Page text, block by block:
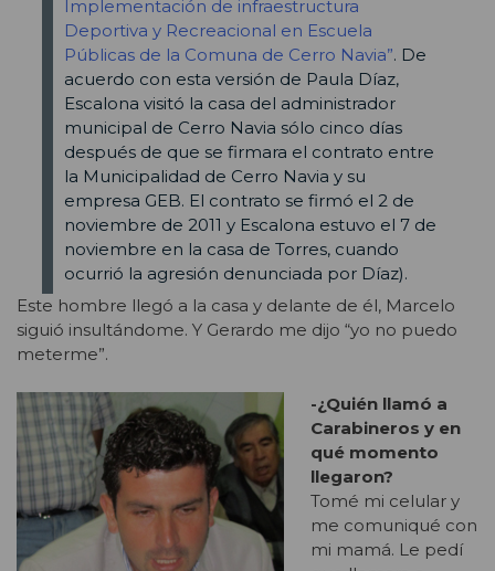
Implementación de infraestructura
Deportiva y Recreacional en Escuela
Públicas de la Comuna de Cerro Navia”. De
acuerdo con esta versión de Paula Díaz,
Escalona visitó la casa del administrador
municipal de Cerro Navia sólo cinco días
después de que se firmara el contrato entre
la Municipalidad de Cerro Navia y su
empresa GEB. El contrato se firmó el 2 de
noviembre de 2011 y Escalona estuvo el 7 de
noviembre en la casa de Torres, cuando
ocurrió la agresión denunciada por Díaz).
Este hombre llegó a la casa y delante de él, Marcelo
siguió insultándome. Y Gerardo me dijo “yo no puedo
meterme”.
-¿Quién llamó a
Carabineros y en
qué momento
llegaron?
Tomé mi celular y
me comuniqué con
mi mamá. Le pedí